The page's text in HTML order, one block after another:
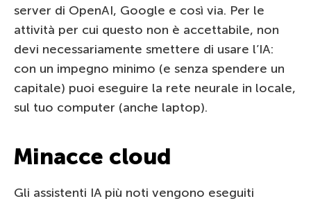
server di OpenAI, Google e così via. Per le
attività per cui questo non è accettabile, non
devi necessariamente smettere di usare l’IA:
con un impegno minimo (e senza spendere un
capitale) puoi eseguire la rete neurale in locale,
sul tuo computer (anche laptop).
Minacce cloud
Gli assistenti IA più noti vengono eseguiti